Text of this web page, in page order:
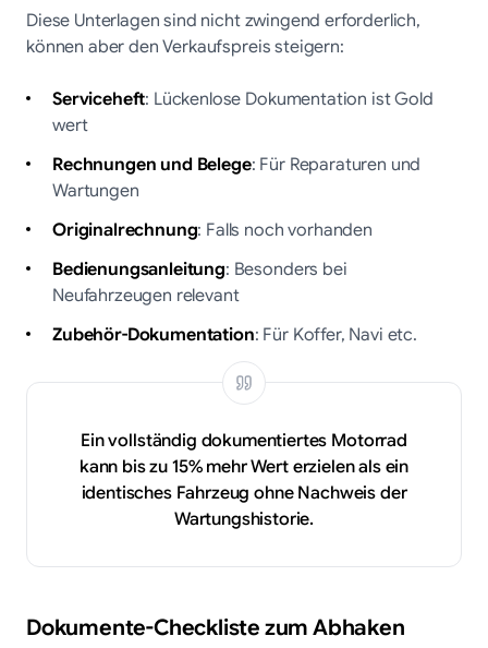
Diese Unterlagen sind nicht zwingend erforderlich,
können aber den Verkaufspreis steigern:
Serviceheft: Lückenlose Dokumentation ist Gold
wert
Rechnungen und Belege: Für Reparaturen und
Wartungen
Originalrechnung: Falls noch vorhanden
Bedienungsanleitung: Besonders bei
Neufahrzeugen relevant
Zubehör-Dokumentation: Für Koffer, Navi etc.
Ein vollständig dokumentiertes Motorrad
kann bis zu 15% mehr Wert erzielen als ein
identisches Fahrzeug ohne Nachweis der
Wartungshistorie.
Dokumente-Checkliste zum Abhaken